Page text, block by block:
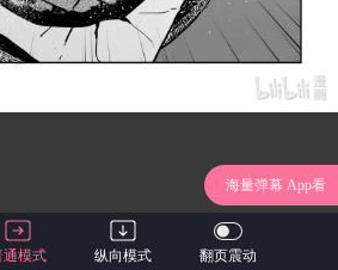
1 / 18
海量弹幕 App看
通模式 纵向模式 翻页震动